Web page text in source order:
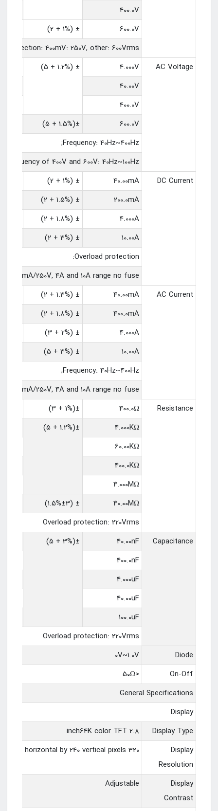
400.0V
600.0V
± (1% + 2)
protection: 400mV: 250V, other: 600Vrms.
AC Voltage
4.000V
± (1.2% + 5)
40.00V
400.0V
600.0V
±(1.5% + 5)
Frequency: 40Hz~400Hz;
Frequency of 400V and 600V: 40Hz~100Hz
DC Current
40.00mA
± (1% + 2)
200.0mA
± (1.5% + 2)
4.000A
± (1.8% + 2)
10.00A
± (3% + 2)
Overload protection:
200mA/250V, 4A and 10A range no fuse.
AC Current
40.00mA
± (1.3% + 2)
400.0mA
± (1.8% + 2)
4.000A
± (2% + 3)
10.00A
± (3% + 5)
Frequency: 40Hz~400Hz;
200mA/250V, 4A and 10A range no fuse.
Resistance
400.0Ω
±(1% + 3)
4.000KΩ
±(1.2% + 5)
60.00KΩ
400.0KΩ
4.000MΩ
40.00MΩ
± (1.5%±3)
Overload protection: 220Vrms
Capacitance
40.00nF
±(3% + 5)
400.0nF
4.000uF
40.00uF
100.0uF
Overload protection: 220Vrms
Diode
0V~1.0V
On-Off
<50Ω
General Specifications
Display
Display Type
2.8 inch64K color TFT
Display
Resolution
320 horizontal by 240 vertical pixels
Display
Contrast
Adjustable